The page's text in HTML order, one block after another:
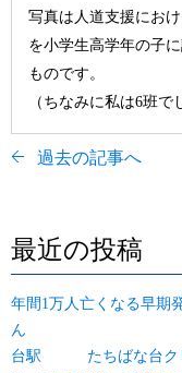
写真は人道支援にお
を小学生高学年の子
ものです。
（ちなみに私は6班
過去の記事へ
最近の投稿
年間1万人亡くなる早期
ん 青
台駅 たちばな台ク